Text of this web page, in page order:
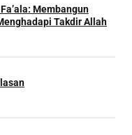
Membangun
Takdir Allah